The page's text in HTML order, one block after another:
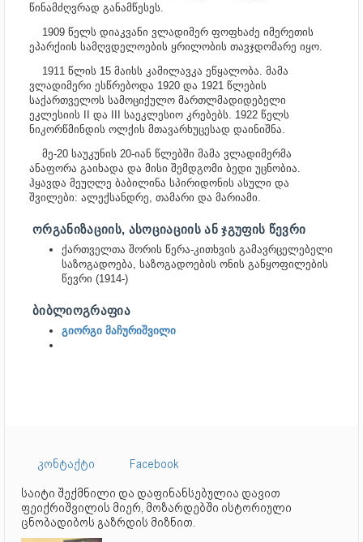
წინამძღვრად განამწესეს.
1909 წელს დიაკვანი ვლადიმერ ფოფხაძე იმერეთის
ეპარქიის სამღვდელოების ყრილობის თავჯდომარე იყო.
1911 წლის 15 მაისს კამილავკა ეწყალობა. მამა
ვლადიმერი ესწრებოდა 1920 და 1921 წლების
საქართველოს სამოციქულო მართლმადიდებელი
ეკლესიის II და III საეკლესიო კრებებს. 1922 წელს
ნიკორწმინდის ოლქის მთავარხუცესად დაინიშნა.
მე-20 საუკუნის 20-იან წლებში მამა ვლადიმერმა
ანაფორა გაიხადა და მისი შემდგომი ბედი უცნობია.
ჰყავდა მეუღლე ბაბილინა სპირიდონის ასული და
შვილები: ალექსანდრე, თამარი და მარიამი.
ᲝᲠᲒᲐᲜᲘᲖᲐᲪᲘᲘᲡ, ᲐᲡᲝᲪᲘᲐᲪᲘᲘᲡ ᲐᲜ ᲯᲒᲣᲤᲘᲡ ᲬᲔᲕᲠᲘ
ქართველთა შორის წერა-კითხვის გამავრცელებელი
საზოგადოება, საზოგადოების ონის განყოფილების
წევრი (1914-)
ᲑᲘᲑᲚᲘᲝᲒᲠᲐᲤᲘᲐ
გიორგი მაჩურიშვილი
კონტაქტი
Facebook
საიტი შექმნილი და დაფინანსებულია დავით
ფეიქრიშვილის მიერ, მოზარდებში ისტორიული
ცნობადიბოს გაზრდის მიზნით.